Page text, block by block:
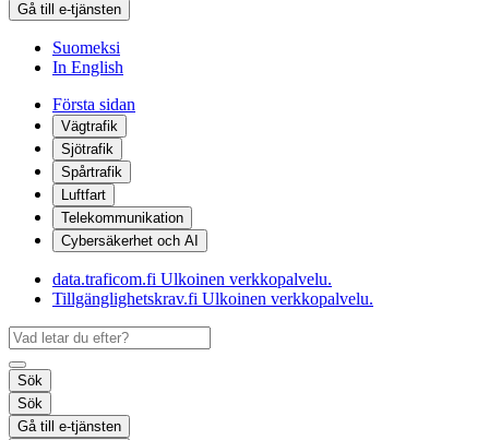
Gå till e-tjänsten
Suomeksi
In English
Första sidan
Vägtrafik
Sjötrafik
Spårtrafik
Luftfart
Telekommunikation
Cybersäkerhet och AI
data.traficom.fi Ulkoinen verkkopalvelu.
Tillgänglighetskrav.fi Ulkoinen verkkopalvelu.
Sök
Sök
Gå till e-tjänsten